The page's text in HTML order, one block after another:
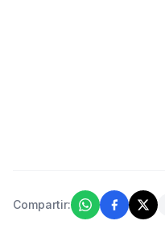
Compartir: